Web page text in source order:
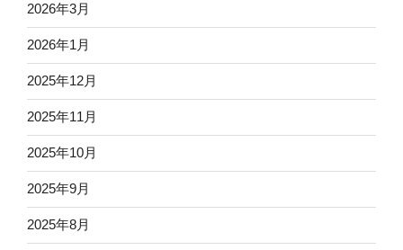
2026年3月
2026年1月
2025年12月
2025年11月
2025年10月
2025年9月
2025年8月